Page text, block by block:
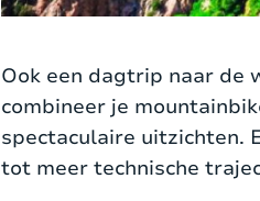
Ook een dagtrip naar de
combineer je
spectaculaire uitzichten.
tot meer technische